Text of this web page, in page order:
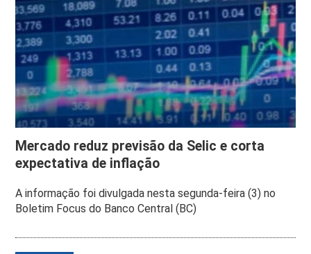
Mercado reduz previsão da Selic e corta
expectativa de inflação
A informação foi divulgada nesta segunda-feira (3) no
Boletim Focus do Banco Central (BC)